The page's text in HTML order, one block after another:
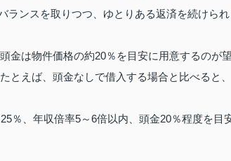
ランスを取りつつ、ゆとりある返済を続けられ
金は物件価格の約20％を目安に用意するのが
とえば、頭金なしで借入する場合と比べると、
％、年収倍率5～6倍以内、頭金20％程度を目